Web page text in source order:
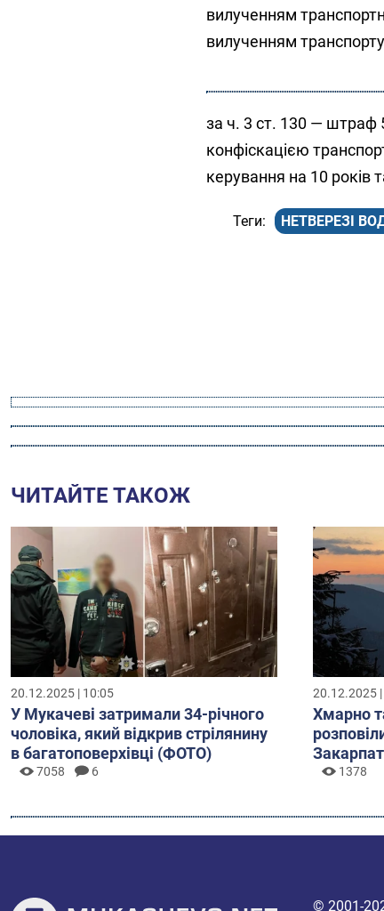
вилученням
вилученням
за ч. 3 ст. 130 — штраф
конфіскацією
керування на 10 років
НЕТВЕРЕЗІ
ЧИТАЙТЕ ТАКОЖ
20.12.2025 | 10:05
У Мукачеві затримали 34-річного
чоловіка, який відкрив стрілянину
в багатоповерхівці (ФОТО)
7058 6
20.12.2025
Хмарно
1378
© 2001-